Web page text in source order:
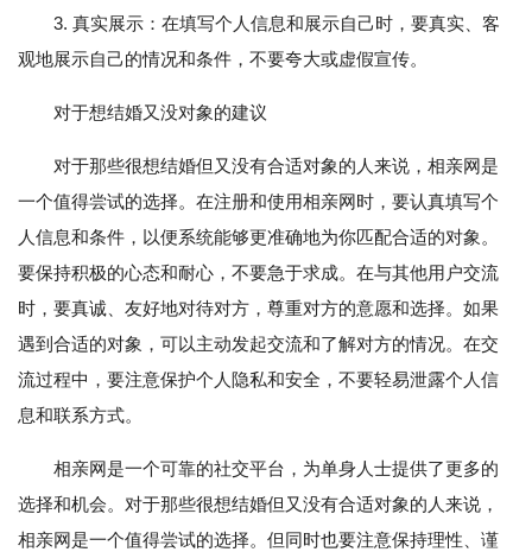
3. 真实展示：在填写个人信息和展示自己时，要真实、客
观地展示自己的情况和条件，不要夸大或虚假宣传。
对于想结婚又没对象的建议
对于那些很想结婚但又没有合适对象的人来说，相亲网是
一个值得尝试的选择。在注册和使用相亲网时，要认真填写个
人信息和条件，以便系统能够更准确地为你匹配合适的对象。
要保持积极的心态和耐心，不要急于求成。在与其他用户交流
时，要真诚、友好地对待对方，尊重对方的意愿和选择。如果
遇到合适的对象，可以主动发起交流和了解对方的情况。在交
流过程中，要注意保护个人隐私和安全，不要轻易泄露个人信
息和联系方式。
相亲网是一个可靠的社交平台，为单身人士提供了更多的
选择和机会。对于那些很想结婚但又没有合适对象的人来说，
相亲网是一个值得尝试的选择。但同时也要注意保持理性、谨